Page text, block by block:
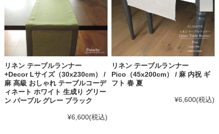
リネン テーブルランナー
+Decor Lサイズ（30x230cm） /
麻 高級 おしゃれ テーブルコーデ
ィネート ホワイト 生成り グリー
ン パープル グレー ブラック
¥6,600(税込)
リネン テーブルランナー
Pico（45x200cm） / 麻 内祝 ギ
フト 春 夏
¥6,600(税込)